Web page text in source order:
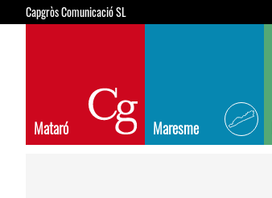
Capgròs Comunicació SL
Mataró Maresme